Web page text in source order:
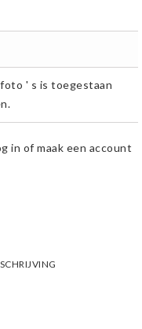
' s is toegestaan
in of maak een account